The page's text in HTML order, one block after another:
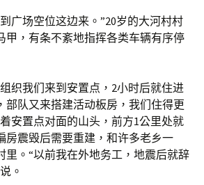
广场空位这边来。”20岁的大河村村
甲，有条不紊地指挥各类车辆有序停
织我们来到安置点，2小时后就住进
部队又来搭建活动板房，我们住得更
安置点对面的山头，前方1公里处就
房震毁后需要重建，和许多老乡一
里。“以前我在外地务工，地震后就辞
。